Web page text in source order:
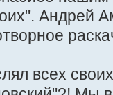
Андрей
всех